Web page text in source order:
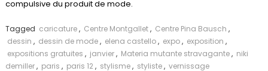
compulsive du produit de mode.
Tagged caricature, Centre Montgallet, Centre Pina Bausch ,
dessin , dessin de mode, elena castello, expo, exposition ,
expositions gratuites , janvier, Materia mutante stravagante, niki
demiller, paris , paris 12 , stylisme, styliste, vernissage